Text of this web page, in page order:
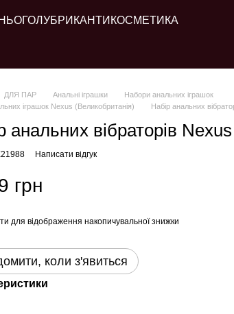
ЛУБРИКАНТИ КОСМЕТИКА
ДЛЯ ПАР Анальні іграшки
Набори анальних іграшок
іграшок Nexus (Великобританія)
Набір анальних
анальних вібраторів
Написати відгук
грн
для відображення накопичувальної знижки
коли з'явиться